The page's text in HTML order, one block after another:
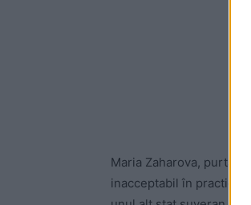
Maria Zaharova,
inacceptabil în practica